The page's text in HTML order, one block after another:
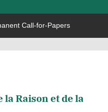
Call-for-Papers
la Raison et de la